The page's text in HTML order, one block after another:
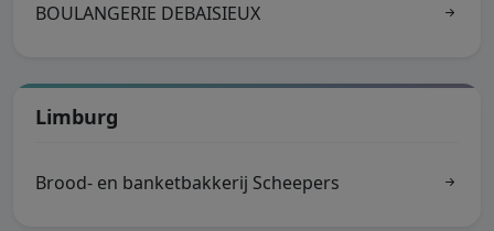
BOULANGERIE DEBAISIEUX
Limburg
Brood- en banketbakkerij Scheepers